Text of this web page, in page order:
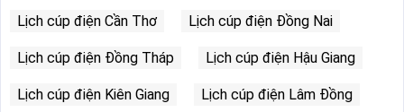
Lịch cúp điện Cần Thơ Lịch cúp điện Đồng Nai
Lịch cúp điện Đồng Tháp Lịch cúp điện Hậu Giang
Lịch cúp điện Kiên Giang Lịch cúp điện Lâm Đồng